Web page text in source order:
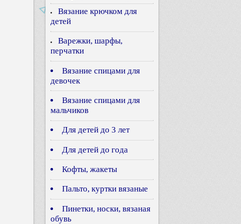
Вязание крючком для
детей
Варежки, шарфы,
перчатки
Вязание спицами для
девочек
Вязание спицами для
мальчиков
Для детей до 3 лет
Для детей до года
Кофты, жакеты
Пальто, куртки вязаные
Пинетки, носки, вязаная
обувь